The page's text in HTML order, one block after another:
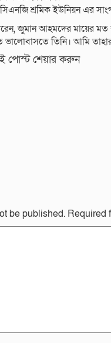
শ্রমিক ইউনিয়ন এর
জুমান আহমদের মায়ের
ভালোবাসতে তিনি। আমি
পোস্ট শেয়ার করুন
be published. Required